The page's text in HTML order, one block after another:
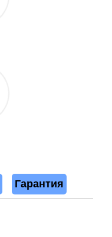
Гарантия